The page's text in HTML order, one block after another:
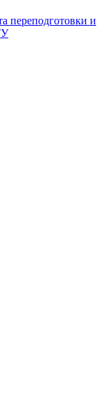
переподготовки и